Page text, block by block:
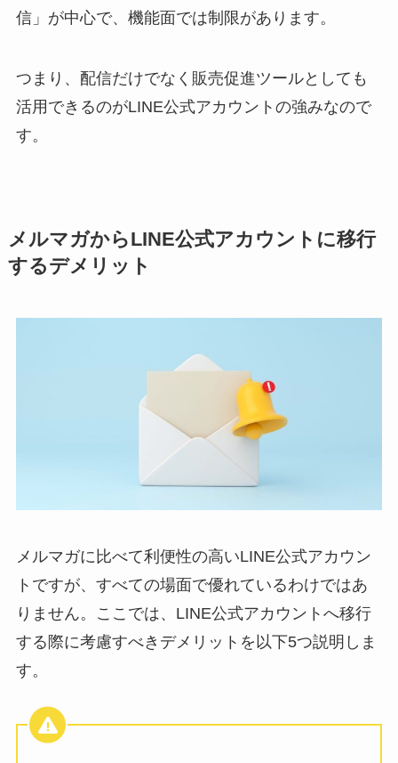
信」が中心で、機能面では制限があります。
つまり、配信だけでなく販売促進ツールとしても
活用できるのがLINE公式アカウントの強みなので
す。
メルマガからLINE公式アカウントに移行
するデメリット
メルマガに比べて利便性の高いLINE公式アカウン
トですが、すべての場面で優れているわけではあ
りません。ここでは、LINE公式アカウントへ移行
する際に考慮すべきデメリットを以下5つ説明しま
す。